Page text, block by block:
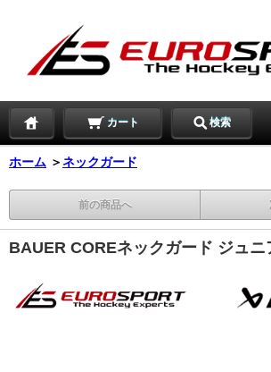
カート 検索
ホーム ＞ネックガード
前の商品へ
BAUER COREネックガード ジュニ